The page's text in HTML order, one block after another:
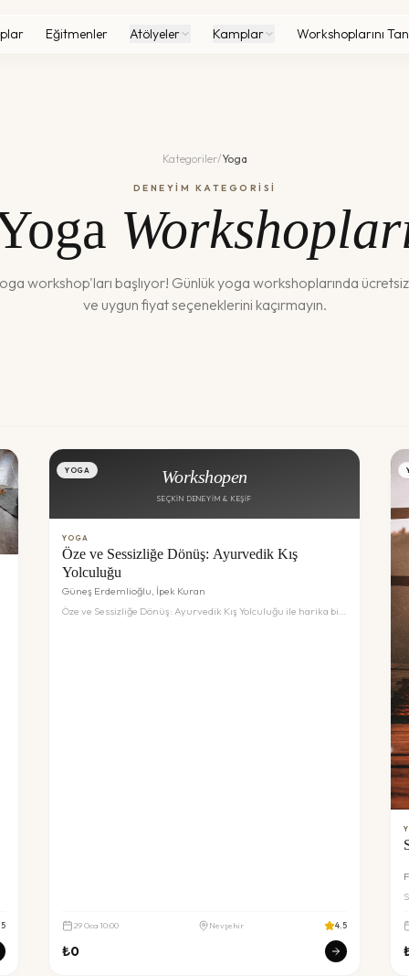
Eğitmenler Atölyeler Kamplar Workshoplarını
Kategoriler/Yoga
DENEYİM KATEGORİSİ
workshop'ları başlıyor! Günlükyoga workshoplarında
ve uygun fiyat seçeneklerini kaçırmayın.
Workshopen
SEÇKIN DENEYIM & KEŞIF
YOGA
YOGA
Öze ve Sessizliğe Dönüş: Ayurvedik Kış
Yolculuğu
Güneş Erdemlioğlu, İpek Kuran
Öze ve Sessizliğe Dönüş: Ayurvedik Kış Yolculuğu ile harika bir
29 Oca 10:00 Nevşehir 4.5
₺0